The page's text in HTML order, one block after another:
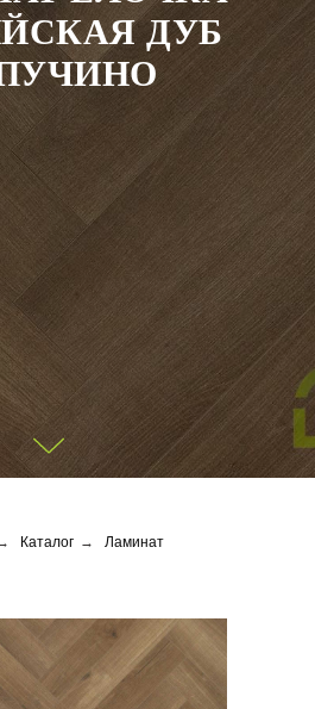
ДУБ
Каталог → Ламинат